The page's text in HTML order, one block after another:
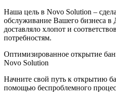
Наша цель в Novo Solution –
обслуживание Вашего бизнеса
доставляло хлопот и
потребностям.
Оптимизированное открытие
Novo Solution
Начните свой путь к открытию
помощью беспроблемного